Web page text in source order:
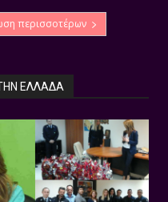
περισσοτέρων
ΕΛΛΆΔΑ